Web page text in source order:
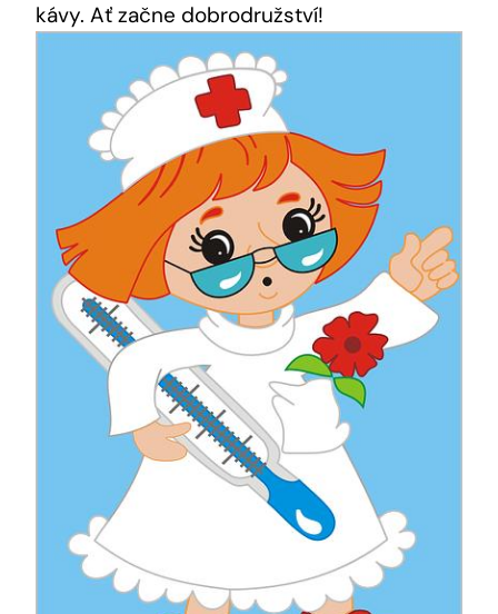
kávy. Ať začne dobrodružství!